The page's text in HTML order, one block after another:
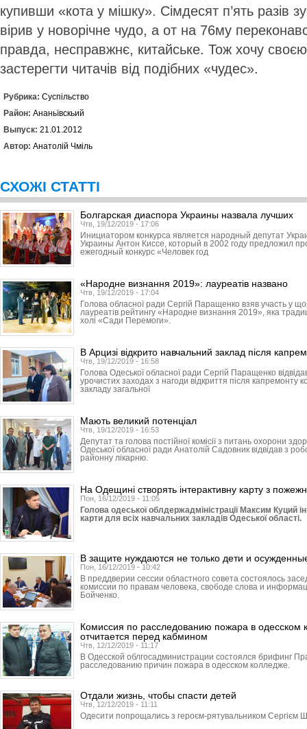
купивши «кота у мішку». Сімдесят п’ять разів
вірив у новорічне чудо, а от на 76­му
правда, несправжнє, китайське. Тож хочу
застерегти читачів від подібних «чудес».
Рубрика: Суспільство
Район: Ананьївскьий
Выпуск: 21.01.2012
Автор: Анатолій Чміль
СХОЖІ СТАТТІ
Болгарская диаспора Украины назвала лучших
Чтв, 19/12/2019 - 17:06
Инициатором конкурса является народный депутат
Украины Антон Киссе, который в 2002 году предложил
ежегодный конкурс «Человек год
«Народне визнання 2019»: лауреатів названо
Чтв, 19/12/2019 - 17:04
Голова обласної ради Сергій Паращенко взяв участь у
лауреатів рейтингу «Народне визнання 2019», яка
холі «Сади Перемоги».
В Арцизі відкрито навчальний заклад після
Чтв, 19/12/2019 - 16:58
Голова Одеської обласної ради Сергій Паращенко
урочистих заходах з нагоди відкриття після капремонту
закладу загальної
Мають великий потенціал
Чтв, 19/12/2019 - 16:53
Депутат та голова постійної комісії з питань охорони
Одеської обласної ради Анатолій Садовник відвідав з
районну лікарню.
На Одещині створять інтерактивну карту з
Пон, 16/12/2019 - 11:05
Голова одеської облдержадміністрації Максим Куций
карти для всіх навчальних закладів Одеської області.
В защите нуждаются не только дети и
Пон, 16/12/2019 - 10:42
В преддверии сессии областного совета состоялось
комиссии по правам человека, свободе слова и
Бойченко.
Комиссия по расследованию пожара в одесском
отчитается перед кабмином
Чтв, 12/12/2019 - 11:17
В Одесской облгосадми­нист­рации состоялся брифинг
расследованию причин пожара в одесском колледже.
Отдали жизнь, чтобы спасти детей
Чтв, 12/12/2019 - 11:11
Одесити попрощались з героєм-рятувальником Сергієм